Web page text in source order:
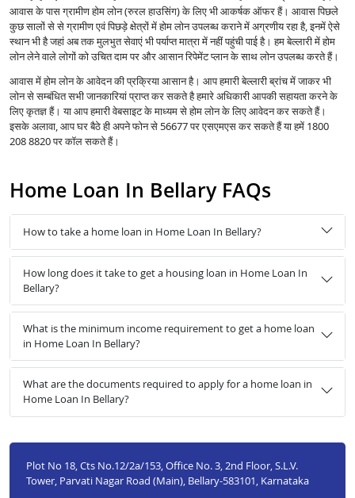
आवास के पास ग्रामीण होम लोन (रुरल हाउसिंग) के लिए भी आकर्षक ऑफर हैं। आवास पिछले
कुछ सालों से से ग्रामीण एवं पिछड़े क्षेत्रों में होम लोन उपलब्ध कराने में अग्रणीय रहा है, इनमें ऐसे
स्थान भी है जहां अब तक मुलभुत सेवाएं भी पर्याप्त मात्रा में नहीं पहुंची पाई है। हम बेल्लारी में होम
लोन लेने वाले लोगों को उचित दाम पर और आसान रिपेमेंट प्लान के साथ लोन उपलब्ध करते हैं।
आवास में होम लोन के आवेदन की प्रक्रिया आसान है। आप हमारी बेल्लारी ब्रांच में जाकर भी
लोन से सम्बंधित सभी जानकारियां प्राप्त कर सकते है हमारे अधिकारी आपकी सहायता करने के
लिए कृतज्ञ हैं। या आप हमारी वेबसाइट के माध्यम से होम लोन के लिए आवेदन कर सकते हैं।
इसके अलावा, आप घर बैठे ही अपने फोन से 56677 पर एसएमएस कर सकते हैं या हमें 1800
208 8820 पर कॉल सकते हैं।
Home Loan In Bellary FAQs
How to take a home loan in Home Loan In Bellary?
How long does it take to get a housing loan in Home Loan In
Bellary?
What is the minimum income requirement to get a home loan
in Home Loan In Bellary?
What are the documents required to apply for a home loan in
Home Loan In Bellary?
Plot No 18, Cts No.12/2a/153, Office No. 3, 2nd Floor, S.L.V.
Tower, Parvati Nagar Road (Main), Bellary-583101, Karnataka